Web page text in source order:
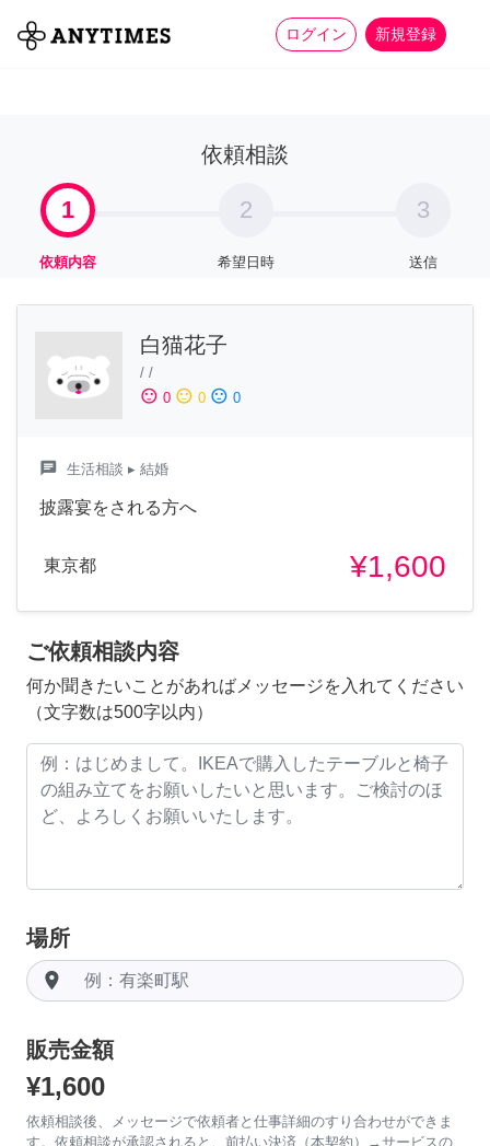
ログイン 新規登録
全て 家事 more_horiz
依頼相談
1
依頼内容
2
希望日時
3
送信
白猫花子
/ /
sentiment_satisfied 0 sentiment_neutral 0 sentiment_dissatisfied 0
chat 生活相談 ▸ 結婚
披露宴をされる方へ
東京都 ¥1,600
ご依頼相談内容
何か聞きたいことがあればメッセージを入れてください
（文字数は500字以内）
場所
room
販売金額
¥1,600
依頼相談後、メッセージで依頼者と仕事詳細のすり合わせができま
す。依頼相談が承認されると、前払い決済（本契約）→サービスの